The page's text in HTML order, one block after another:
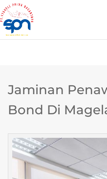
Jaminan
Bond Di